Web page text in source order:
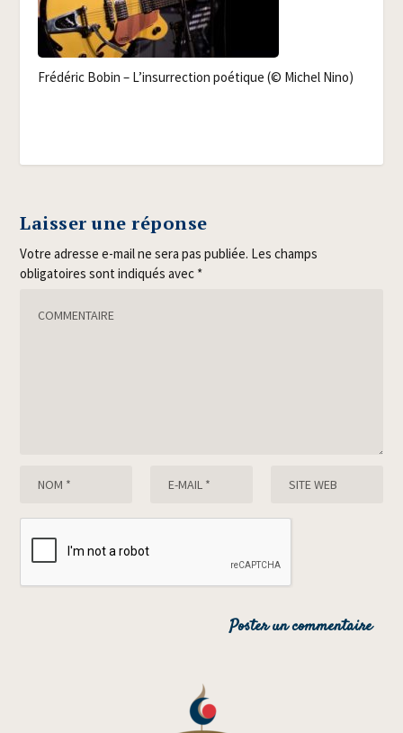
Fré­dé­ric Bobin – L’in­sur­rec­tion poé­tique (© Michel Nino)
Laisser une réponse
Votre adresse e-mail ne sera pas publiée. Les champs
obligatoires sont indiqués avec *